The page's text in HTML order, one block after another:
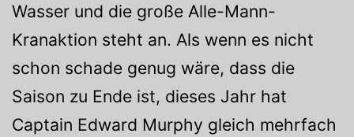
Wasser und die große Alle-Mann-
Kranaktion steht an. Als wenn es nicht
schon schade genug wäre, dass die
Saison zu Ende ist, dieses Jahr hat
Captain Edward Murphy gleich mehrfach